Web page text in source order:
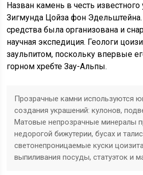
Назван камень в честь
Зигмунда Цойза фон
средства была организована и
научная экспедиция. Геологи
заульпитом, поскольку впервые
горном хребте Зау-Альпы.
Прозрачные камни используются
создания украшений: кулонов,
Матовые непрозрачные минералы
недорогой бижутерии, бусах и
светонепроницаемые куски
выпиливания посуды, статуэток и